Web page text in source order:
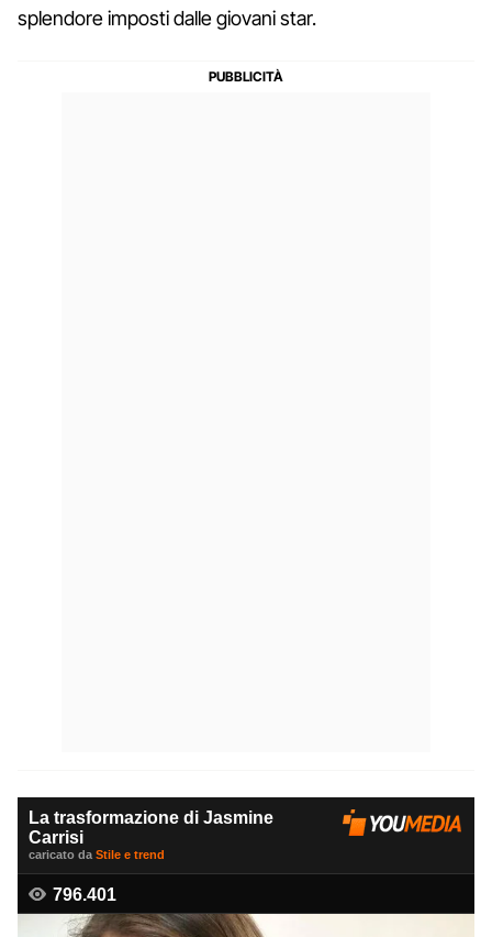
splendore imposti dalle giovani star.